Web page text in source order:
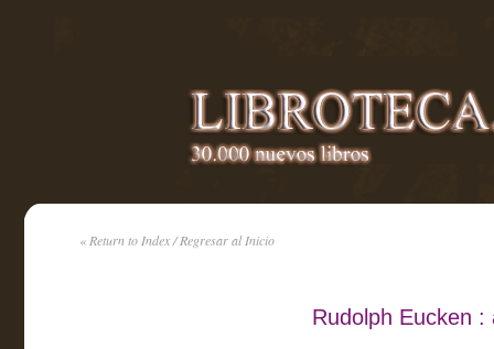
« Return to Index / Regresar al Inicio
Rudolph Eucken